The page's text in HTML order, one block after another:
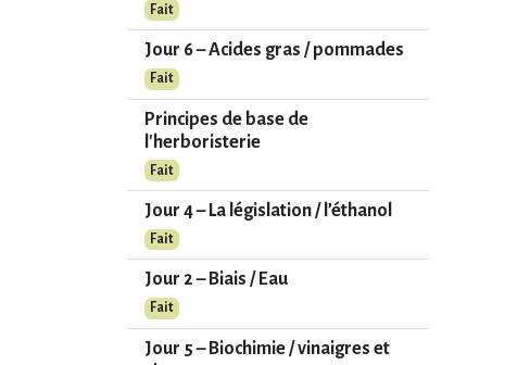
Fait
Jour 6 – Acides gras / pommades
Fait
Principes de base de
l'herboristerie
Fait
Jour 4 – La législation / l’éthanol
Fait
Jour 2 – Biais / Eau
Fait
Jour 5 – Biochimie / vinaigres et